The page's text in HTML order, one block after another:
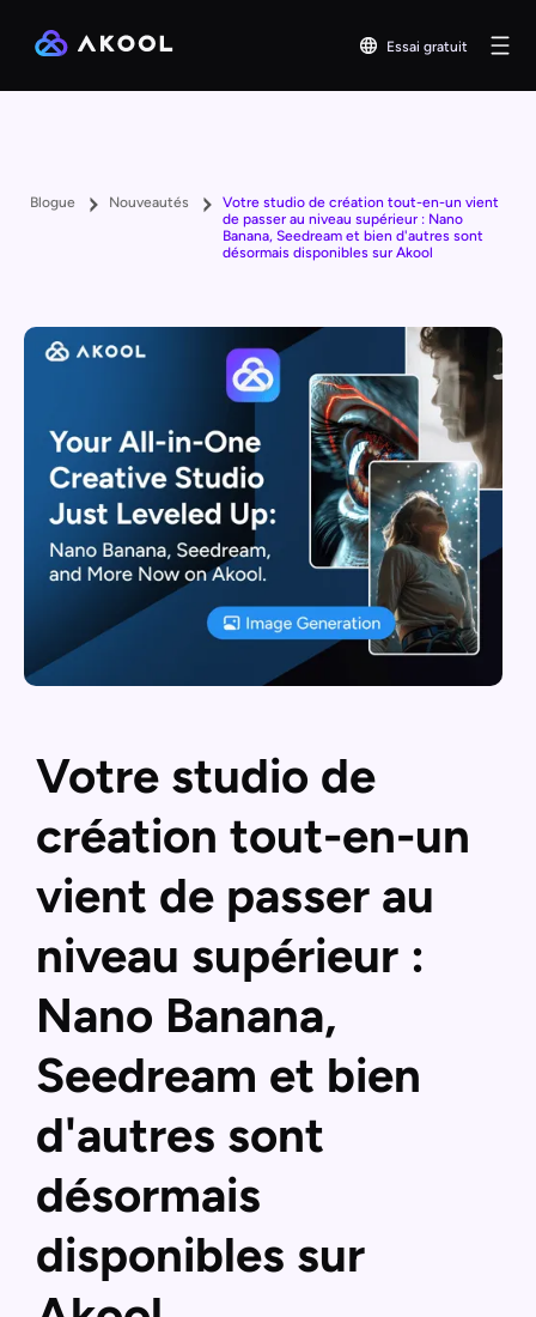
Essai gratuit
Blogue Nouveautés
Votre studio de création tout-en-un vient
de passer au niveau supérieur : Nano
Banana, Seedream et bien d'autres sont
désormais disponibles sur Akool
Votre studio de
création tout-en-un
vient de passer au
niveau supérieur :
Nano Banana,
Seedream et bien
d'autres sont
désormais
disponibles sur